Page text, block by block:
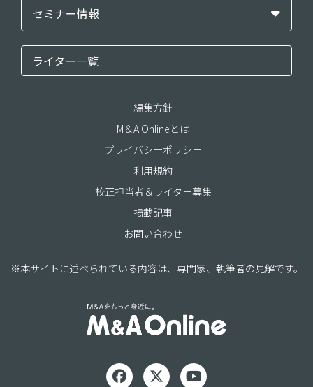
セミナー情報
ライター一覧
編集方針
M＆A Onlineとは
プライバシーポリシー
利用規約
校正担当者＆ライター募集
掲載記事
お問い合わせ
※本サイトに述べられている内容は、専門家、執筆者の見解です。